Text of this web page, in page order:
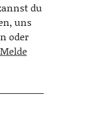
du
uns
oder
Melde